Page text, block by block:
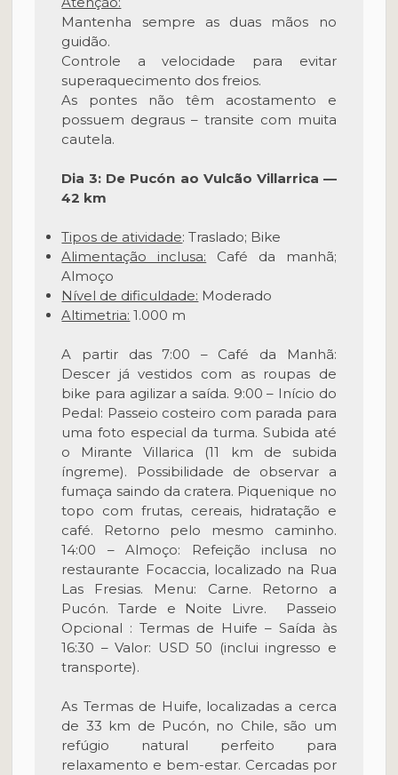
Mantenha sempre as duas mãos no
guidão.
Controle a velocidade para evitar
superaquecimento dos freios.
As pontes não têm acostamento e
possuem degraus – transite com muita
cautela.
Dia 3: De Pucón ao Vulcão Villarrica —
42 km
Tipos de atividade: Traslado; Bike
Alimentação inclusa: Café da manhã;
Almoço
Nível de dificuldade: Moderado
Altimetria: 1.000 m
A partir das 7:00 – Café da Manhã:
Descer já vestidos com as roupas de
bike para agilizar a saída. 9:00 – Início do
Pedal: Passeio costeiro com parada para
uma foto especial da turma. Subida até
o Mirante Villarica (11 km de subida
íngreme). Possibilidade de observar a
fumaça saindo da cratera. Piquenique no
topo com frutas, cereais, hidratação e
café. Retorno pelo mesmo caminho.
14:00 – Almoço: Refeição inclusa no
restaurante Focaccia, localizado na Rua
Las Fresias. Menu: Carne. Retorno a
Pucón. Tarde e Noite Livre. Passeio
Opcional : Termas de Huife – Saída às
16:30 – Valor: USD 50 (inclui ingresso e
transporte).
As Termas de Huife, localizadas a cerca
de 33 km de Pucón, no Chile, são um
refúgio natural perfeito para
relaxamento e bem-estar. Cercadas por